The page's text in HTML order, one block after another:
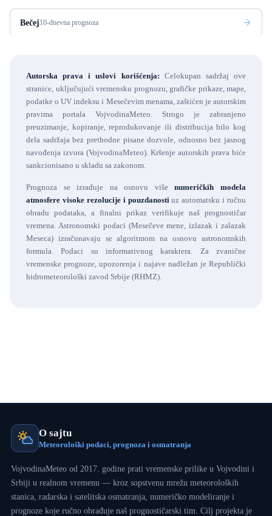
Bečej10-dnevna prognoza
Autorska prava i uslovi korišćenja: Celokupan sadržaj ove
stranice, uključujući vremensku prognozu, grafičke prikaze, mape,
podatke o UV indeksu i Mesečevim menama, zaštićen je autorskim
pravima portala VojvodinaMeteo. Strogo je zabranjeno
preuzimanje, kopiranje, reprodukovanje ili distribucija bilo kog
dela sadržaja bez prethodne pisane dozvole, odnosno bez jasnog
navođenja izvora (VojvodinaMeteo). Kršenje autorskih prava biće
sankcionisano u skladu sa zakonom.
Prognoza se izrađuje na osnovu višenumeričkih modela
atmosfere visoke rezolucije i pouzdanosti uz automatsku i ručnu
obradu podataka, a finalni prikaz verifikuje naš prognostičar
vremena. Astronomski podaci (Mesečeve mene, izlazak i zalazak
Meseca) izračunavaju se algoritmom na osnovu astronomskih
formula. Podaci su informativnog karaktera. Za zvanične
vremenske prognoze, upozorenja i najave nadležan je Republički
hidrometeorološki zavod Srbije (RHMZ).
O sajtu
Meteorološki podaci, prognoza i osmatranja
VojvodinaMeteo od 2017. godine prati vremenske prilike u Vojvodini i
Srbiji u realnom vremenu — kroz sopstvenu mrežu meteoroloških
stanica, radarska i satelitska osmatranja, numeričko modeliranje i
prognoze koje ručno obrađuje naš prognostičarski tim. Cilj projekta je